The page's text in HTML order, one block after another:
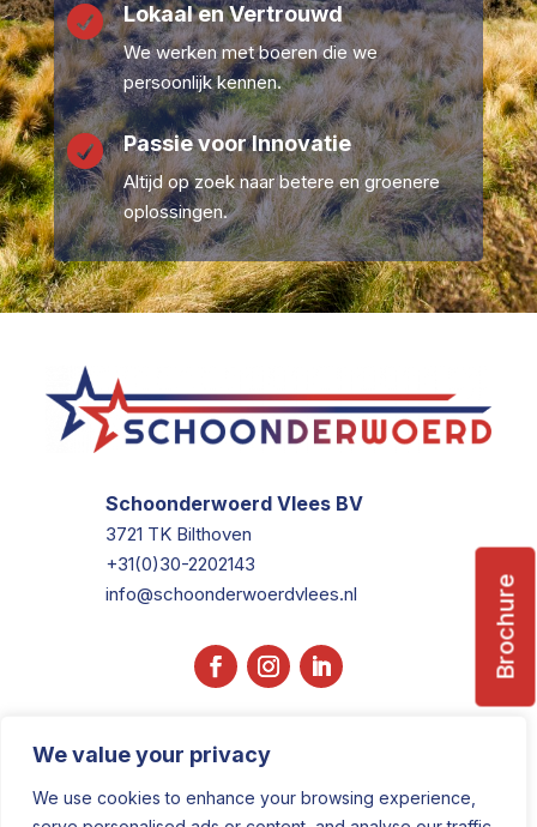
We value your privacy
We use cookies to enhance your browsing experience,
 Lokaal en Vertrouwd
We werken met boeren die we
persoonlijk kennen.
 Passie voor Innovatie
Altijd op zoek naar betere en groenere
oplossingen.
Schoonderwoerd Vlees BV
3721 TK Bilthoven
+31(0)30-2202143
info@schoonderwoerdvlees.nl
Brochure